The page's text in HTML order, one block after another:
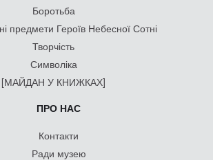
Боротьба
предмети Героїв Небесної Сотні
Творчість
Символіка
[МАЙДАН У КНИЖКАХ]
ПРО НАС
Контакти
Ради музею